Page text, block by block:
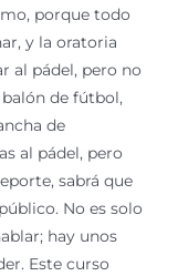
porque todo
y la oratoria
al pádel, pero no
de fútbol,
de
al pádel, pero
sabrá que
No es solo
hay unos
Este curso